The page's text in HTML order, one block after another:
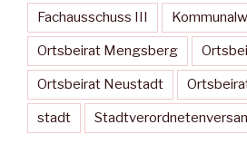
Fachausschuss III
Ortsbeirat Mengsberg
Ortsbeirat Neustadt
stadt